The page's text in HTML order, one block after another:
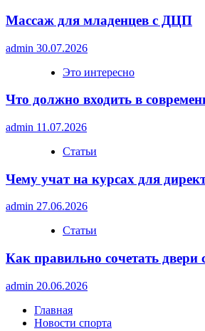
Массаж для младенцев с ДЦП
admin 30.07.2026
Это интересно
Что должно входить в
admin 11.07.2026
Статьи
Чему учат на курсах для
admin 27.06.2026
Статьи
Как правильно сочетать
admin 20.06.2026
Главная
Новости спорта